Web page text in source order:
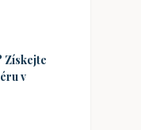
Získejte
v